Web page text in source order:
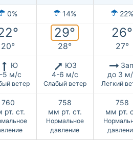
0% 14% 22%
29° 26°
20° 28° 27°
Ю
5 м/с
ветер
ЮЗ
4-6 м/с
Слабый ветер
до 3
Легкий
760
рт. ст.
758
мм рт. ст.
Нормальное
давление
758
мм рт.